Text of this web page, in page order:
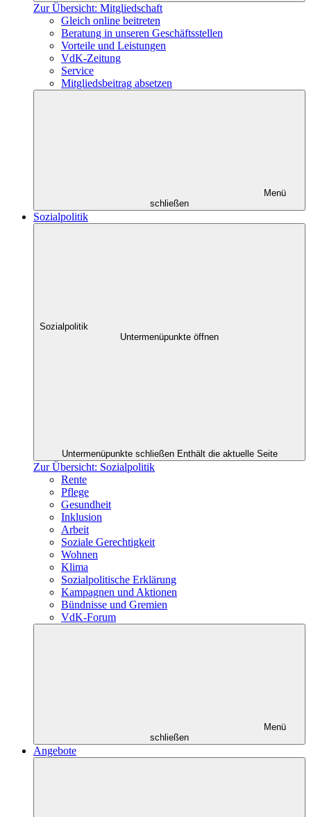
Zur Übersicht: Mitgliedschaft
Gleich online beitreten
Beratung in unseren Geschäftsstellen
Vorteile und Leistungen
VdK-Zeitung
Service
Mitgliedsbeitrag absetzen
Menü
schließen
Sozialpolitik
Sozialpolitik
Untermenüpunkte öffnen
Untermenüpunkte schließen Enthält die aktuelle Seite
Zur Übersicht: Sozialpolitik
Rente
Pflege
Gesundheit
Inklusion
Arbeit
Soziale Gerechtigkeit
Wohnen
Klima
Sozialpolitische Erklärung
Kampagnen und Aktionen
Bündnisse und Gremien
VdK-Forum
Menü
schließen
Angebote